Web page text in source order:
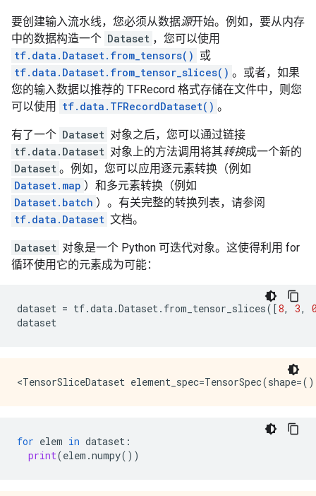
要创建输入流水线，您必须从数据源开始。例如，要从内存
中的数据构造一个 Dataset ，您可以使用
tf.data.Dataset.from_tensors() 或
tf.data.Dataset.from_tensor_slices() 。或者，如果
您的输入数据以推荐的 TFRecord 格式存储在文件中，则您
可以使用
tf.data.TFRecordDataset() 。
有了一个 Dataset 对象之后，您可以通过链接
tf.data.Dataset 对象上的方法调用将其转换成一个新的
Dataset 。例如，您可以应用逐元素转换（例如
Dataset.map ）和多元素转换（例如
Dataset.batch ）。有关完整的转换列表，请参阅
tf.data.Dataset 文档。
Dataset 对象是一个 Python 可迭代对象。这使得利用 for
循环使用它的元素成为可能：
dataset = tf.data.Dataset. from_tensor_slices([8, 3,
dataset
for elem in dataset :
print(elem .numpy())